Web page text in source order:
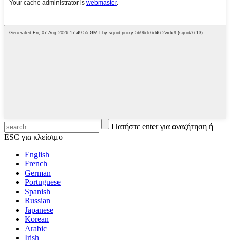
Πατήστε enter για αναζήτηση ή
ESC για κλείσιμο
English
French
German
Portuguese
Spanish
Russian
Japanese
Korean
Arabic
Irish